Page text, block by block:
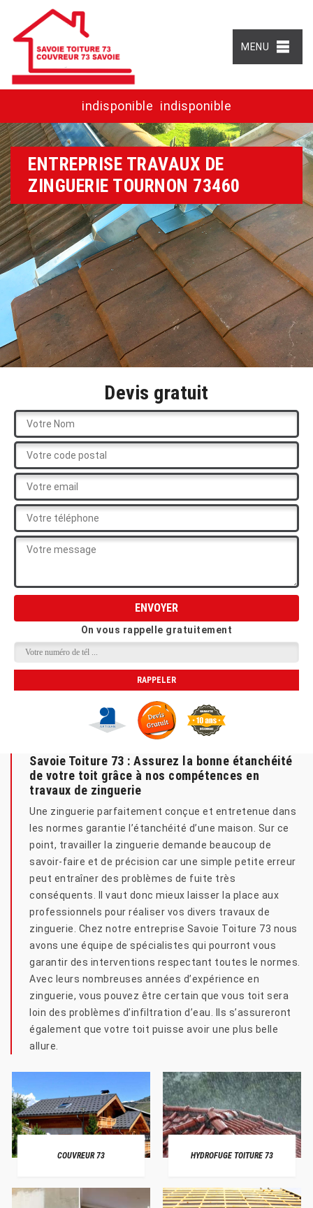
MENU
indisponible indisponible
ENTREPRISE TRAVAUX DE
ZINGUERIE TOURNON 73460
Devis gratuit
On vous rappelle gratuitement
Savoie Toiture 73 : Assurez la bonne étanchéité
de votre toit grâce à nos compétences en
travaux de zinguerie
Une zinguerie parfaitement conçue et entretenue dans
les normes garantie l’étanchéité d’une maison. Sur ce
point, travailler la zinguerie demande beaucoup de
savoir-faire et de précision car une simple petite erreur
peut entraîner des problèmes de fuite très
conséquents. Il vaut donc mieux laisser la place aux
professionnels pour réaliser vos divers travaux de
zinguerie. Chez notre entreprise Savoie Toiture 73 nous
avons une équipe de spécialistes qui pourront vous
garantir des interventions respectant toutes le normes.
Avec leurs nombreuses années d’expérience en
zinguerie, vous pouvez être certain que vous toit sera
loin des problèmes d’infiltration d’eau. Ils s’assureront
également que votre toit puisse avoir une plus belle
allure.
COUVREUR 73 HYDROFUGE TOITURE 73